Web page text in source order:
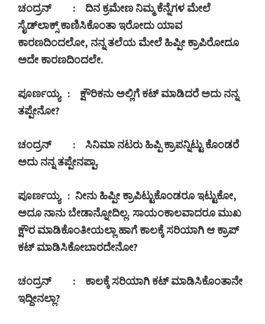
ಚಂದ್ರನ್ : ದಿನ ಕ್ರಮೇಣ ನಿಮ್ಮ ಕೆನ್ನೆಗಳ ಮೇಲೆ
ಸೈಡ್‍ಲಾಕ್ಸ್ ಕಾಣಿಸಿಕೊಂತಾ ಇರೋದು ಯಾವ
ಕಾರಣದಿಂದಲೋ, ನನ್ನ ತಲೆಯ ಮೇಲೆ ಹಿಪ್ಪೀ ಕ್ರಾಪಿರೋದೂ
ಅದೇ ಕಾರಣದಿಂದಲೇ.
ಪೂರ್ಣಯ್ಯ: ಕ್ಷೌರಿಕನು ಅಲ್ಲಿಗೆ ಕಟ್ ಮಾಡಿದರೆ ಅದು ನನ್ನ
ತಪ್ಪೇನೋ?
ಚಂದ್ರನ್ : ಸಿನಿಮಾ ನಟರು ಹಿಪ್ಪಿ ಕ್ರಾಪನ್ನಿಟ್ಟು ಕೊಂಡರೆ
ಅದು ನನ್ನ ತಪ್ಪೇನಪ್ಪಾ.
ಪೂರ್ಣಯ್ಯ: ನೀನು ಹಿಪ್ಪೀ ಕ್ರಾಪಿಟ್ಟುಕೊಂಡರೂ ಇಟ್ಟುಕೋ,
ಅದೂ ನಾನು ಬೇಡಾನ್ನೋದಿಲ್ಲ. ಸಾಯಂಕಾಲವಾದರೂ ಮುಖ
ಕ್ಷೌರ ಮಾಡಿಕೊಂತೀಯಲ್ಲಾ ಹಾಗೆ ಕಾಲಕ್ಕೆ ಸರಿಯಾಗಿ ಆ ಕ್ರಾಪ್
ಕಟ್ ಮಾಡಿಸಿಕೋಬಾರದೇನೋ?
ಚಂದ್ರನ್ : ಕಾಲಕ್ಕೆ ಸರಿಯಾಗಿ ಕಟ್ ಮಾಡಿಸಿಕೊಂತಾನೇ
ಇದ್ದೀನಲ್ಲಾ?